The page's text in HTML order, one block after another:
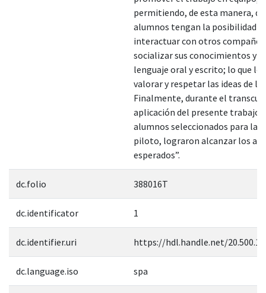
permitiendo, de esta manera,
alumnos tengan la posibilidad
interactuar con otros
socializar sus conocimientos y
lenguaje oral y escrito; lo que
valorar y respetar las ideas de
Finalmente, durante el
aplicación del presente trabajo,
alumnos seleccionados para la
piloto, lograron alcanzar los
esperados”.
dc.folio 388016T
dc.identificator 1
dc.identifier.uri https://hdl.handle.net/
dc.language.iso spa